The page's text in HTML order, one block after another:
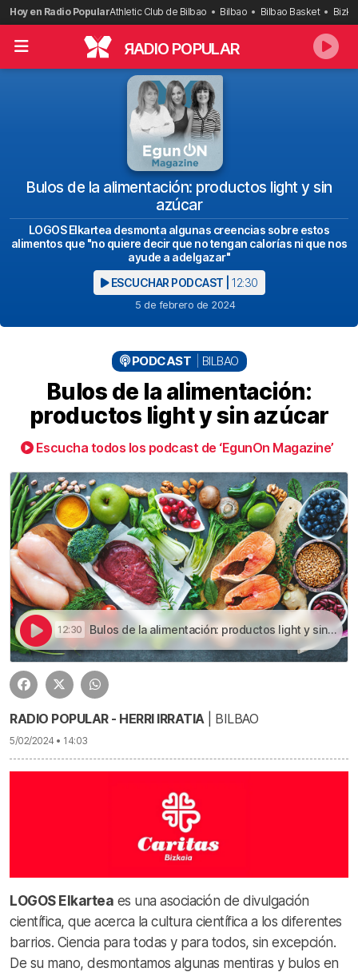
Saltar
al
contenido
Hoy en Radio PopularAthletic Club de Bilbao Bilbao Bilbao Basket
RADIO POPULAR
Bulos de la alimentación: productos light y sin
azúcar
LOGOS Elkartea desmonta algunas creencias sobre estos
alimentos que "no quiere decir que no tengan calorías ni que nos
ayude a adelgazar"
ESCUCHAR PODCAST | 12:30
5 de febrero de 2024
PODCAST BILBAO
Bulos de la alimentación:
productos light y sin azúcar
Escucha todos los podcast de ‘EgunOn Magazine’
12:30 Bulos de la alimentación: productos light y sin azúcar | Bulos de la alimentación: productos light y sin azúcar
RADIO POPULAR - HERRI IRRATIA| BILBAO
5/02/2024 • 14:03
LOGOS Elkartea es una asociación de divulgación
científica, que acerca la cultura científica a los diferentes
barrios. Ciencia para todas y para todos, sin excepción.
De su mano, desmontamos algunas mentiras y bulos en